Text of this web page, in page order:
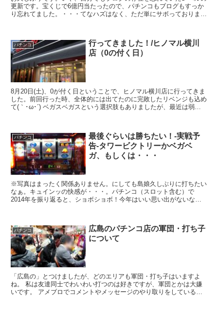
更新です。宝くじで6億円当たったので、パチンコもブログもすっか
り忘れてました。・・・てなハズはなく、ただ単にサボっておりまし
パチンコ
行ってきました！/ヒノマル横川
店（0の付く日）
8月20日(土)、0が付く日ということで、ヒノマル横川店に行ってきま
した。前回行った時、全体的には出てたのに完敗したリベンジも込め
て(｀･ω･´) ベガスベガスという選択肢もありましたが、最近は弱い
パチンコ
最後ぐらいは勝ちたい！-実戦予
告-タワービクトリーかベガベ
ガ、もしくは・・・
※写真はまったく関係ありません。にしても島娘久しぶりに打ちたい
なぁ。キュインッの快感が・・・。パチンコ（スロット含む）で
2014年を振り返ると、ショボショボ！今年はいい思い出がないな
パチンコ
広島のパチンコ店の軍団・打ち子
について
「広島の」とつけましたが、どのエリアも軍団・打ち子はいますよ
ね。 私は友達同士でわいわい打つのは好きですが、軍団とかは大嫌
いです。 アメブロでコメントやメッセージのやり取りをしているド